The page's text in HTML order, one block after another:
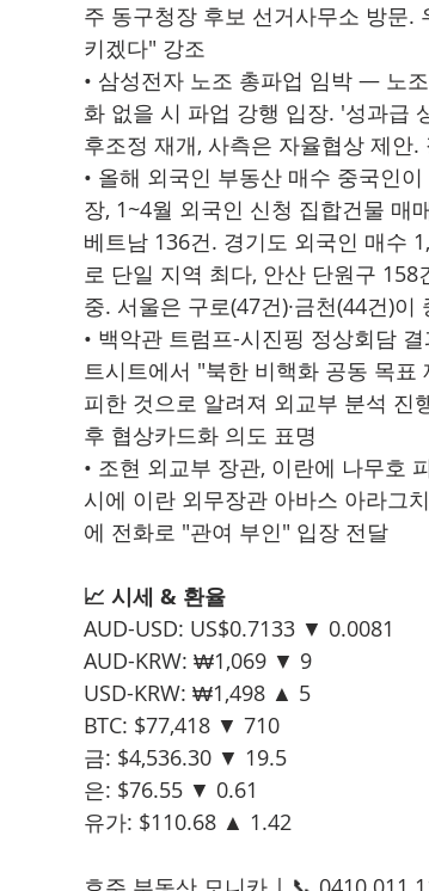
주 동구청장 후보 선거사무소 방문.
키겠다" 강조
• 삼성전자 노조 총파업 임박 — 노
화 없을 시 파업 강행 입장. '성과급
후조정 재개, 사측은 자율협상 제안
• 올해 외국인 부동산 매수 중국인
장, 1~4월 외국인 신청 집합건물 매
베트남 136건. 경기도 외국인 매수
로 단일 지역 최다, 안산 단원구
중. 서울은 구로(47건)·금천(44건)이
• 백악관 트럼프-시진핑 정상회담
트시트에서 "북한 비핵화 공동 목
피한 것으로 알려져 외교부 분석 진
후 협상카드화 의도 표명
• 조현 외교부 장관, 이란에 나무호
시에 이란 외무장관 아바스 아라그
에 전화로 "관여 부인" 입장 전달
📈 시세 & 환율
AUD-USD: US$0.7133 ▼ 0.0081
AUD-KRW: ₩1,069 ▼ 9
USD-KRW: ₩1,498 ▲ 5
BTC: $77,418 ▼ 710
금: $4,536.30 ▼ 19.5
은: $76.55 ▼ 0.61
유가: $110.68 ▲ 1.42